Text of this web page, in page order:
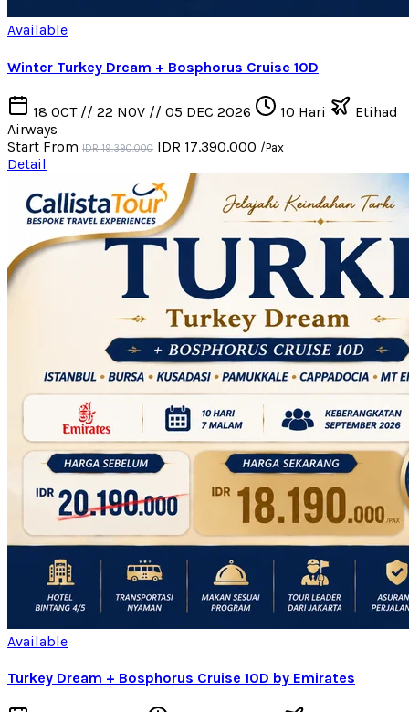
Available
Winter Turkey Dream + Bosphorus Cruise 10D
18 OCT // 22 NOV // 05 DEC 2026 10 Hari
Etihad
Airways
Start From IDR 19.390.000 IDR 17.390.000 /Pax
Detail
Available
Turkey Dream + Bosphorus Cruise 10D by Emirates